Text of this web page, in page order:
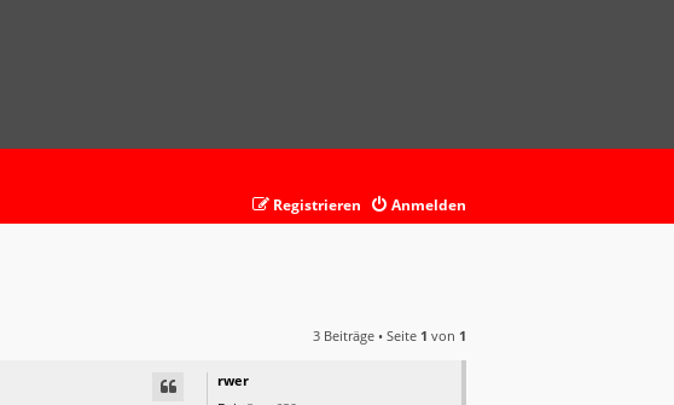
Anmelden
Registrieren
3 Beiträge • Seite 1 von 1
rwer